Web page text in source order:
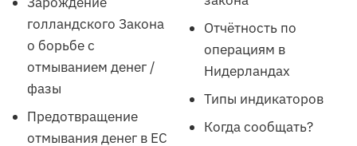
голландского Закона
о борьбе с
отмыванием денег /
фазы
Предотвращение
отмывания денег в ЕС
Отчётность по
операциям в
Нидерландах
Типы индикаторов
Когда сообщать?